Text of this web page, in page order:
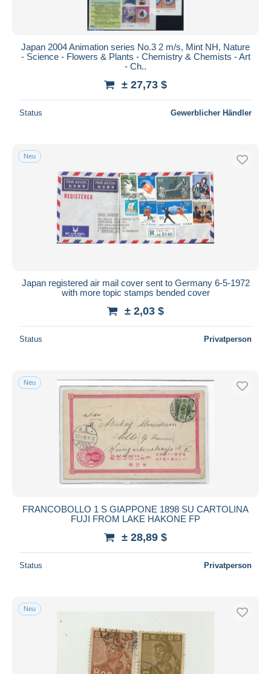
Japan 2004 Animation series No.3 2 m/s, Mint NH, Nature
- Science - Flowers & Plants - Chemistry & Chemists - Art
- Ch..
± 27,73 $
Status Gewerblicher Händler
Neu
Japan registered air mail cover sent to Germany 6-5-1972
with more topic stamps bended cover
± 2,03 $
Status Privatperson
Neu
FRANCOBOLLO 1 S GIAPPONE 1898 SU CARTOLINA
FUJI FROM LAKE HAKONE FP
± 28,89 $
Status Privatperson
Neu